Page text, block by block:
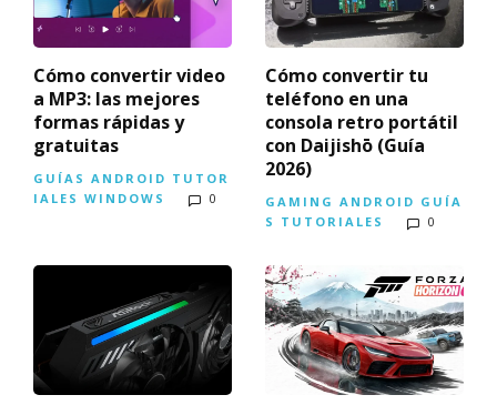
Cómo convertir video
a MP3: las mejores
formas rápidas y
gratuitas
GUÍAS ANDROID TUTOR
IALES WINDOWS 0
Cómo convertir tu
teléfono en una
consola retro portátil
con Daijishō (Guía
2026)
GAMING ANDROID GUÍA
S TUTORIALES 0